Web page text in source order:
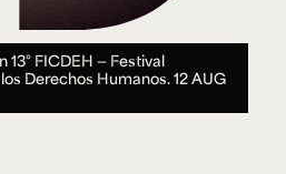
FICDEH — Festival
Derechos Humanos.12 AUG